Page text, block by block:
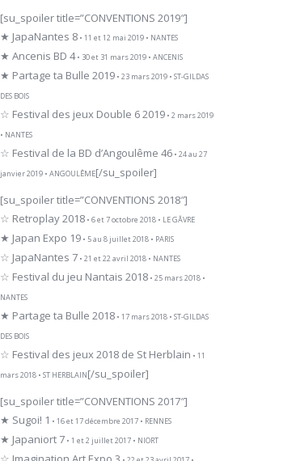
[su_spoiler title=”CONVENTIONS 2019″]
★ JapaNantes 8 • 11 et 12 mai 2019 • NANTES
★ Ancenis BD 4• 30 et 31 mars 2019 • ANCENIS
★ Partage ta Bulle 2019 • 23 mars 2019 • ST-GILDAS
DES BOIS
☆ Festival des jeux Double 6 2019 • 2 mars 2019
• NANTES
☆ Festival de la BD d’Angoulême 46 • 24 au 27
janvier 2019 • ANGOULÊME[/su_spoiler]
[su_spoiler title=”CONVENTIONS 2018″]
☆ Retroplay 2018 • 6 et 7 octobre 2018 • LE GÂVRE
★ Japan Expo 19 • 5 au 8 juillet 2018 • PARIS
☆ JapaNantes 7 • 21 et 22 avril 2018 • NANTES
☆ Festival du jeu Nantais 2018 • 25 mars 2018 •
NANTES
★ Partage ta Bulle 2018 • 17 mars 2018 • ST-GILDAS
DES BOIS
☆ Festival des jeux 2018 de St Herblain • 11
mars 2018 • ST HERBLAIN[/su_spoiler]
[su_spoiler title=”CONVENTIONS 2017″]
★ Sugoi! 1 • 16 et 17 décembre 2017 • RENNES
★ Japaniort 7 • 1 et 2 juillet 2017 • NIORT